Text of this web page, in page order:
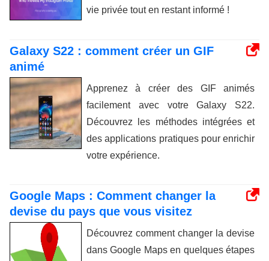
vie privée tout en restant informé !
Galaxy S22 : comment créer un GIF
animé
Apprenez à créer des GIF animés
facilement avec votre Galaxy S22.
Découvrez les méthodes intégrées et
des applications pratiques pour enrichir
votre expérience.
Google Maps : Comment changer la
devise du pays que vous visitez
Découvrez comment changer la devise
dans Google Maps en quelques étapes